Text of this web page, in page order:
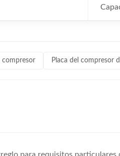
compresor Placa del compresor